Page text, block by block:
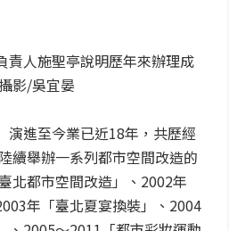
責人施聖亭說明歷年來辦理成
影/吳宜晏
演進至今業已近18年，共歷經
續舉辦一系列都市空間改造的
北都市空間改造」、2002年
年「臺北夏宴換裝」、2004